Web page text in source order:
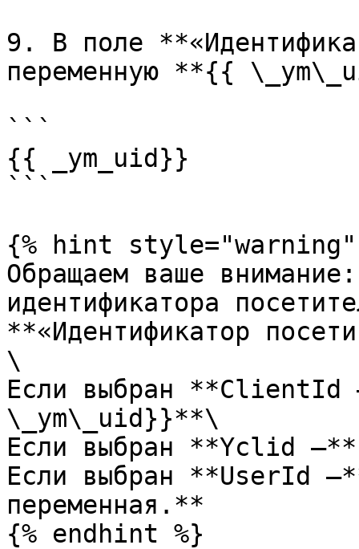
9. В поле
переменную **{{
```
{{ _ym_uid}}
```
{% hint style="warning"
Обращаем ваше
идентификатора
**«Идентификатор
\
Если выбран **ClientId
\_ym\_uid}}**\
Если выбран **Yclid
Если выбран **UserId
переменная.**
{% endhint %}